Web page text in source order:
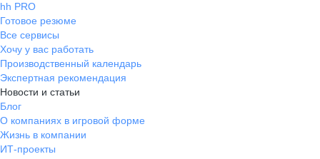
hh PRO
Готовое резюме
Все сервисы
Хочу у вас работать
Производственный календарь
Экспертная рекомендация
Новости и статьи
Блог
О компаниях в игровой форме
Жизнь в компании
ИТ-проекты